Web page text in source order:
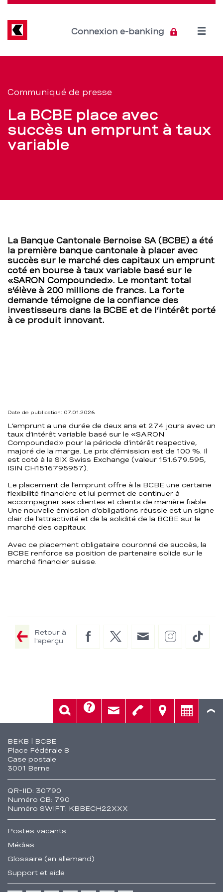
BCBE
place
avec
succès
emprunt
taux
variable
–
BCBE
Direkt
Inhalt
Connexion e-banking
Open
navigation
de
service
Communiqué de presse
La BCBE place avec
succès un emprunt à taux
variable
La Banque Cantonale Bernoise SA (BCBE) a été
la première banque cantonale à placer avec
succès sur le marché des capitaux un emprunt
coté en bourse à taux variable basé sur le
«SARON Compounded». Le montant total
s’élève à 200 millions de francs. La forte
demande témoigne de la confiance des
investisseurs dans la BCBE et de l’intérêt porté
à ce produit innovant.
Date de publication: 07.01.2026
L’emprunt a une durée de deux ans et 274 jours avec un
taux d’intérêt variable basé sur le «SARON
Compounded» pour la période d’intérêt respective,
majoré de la marge. Le prix d’émission est de 100 %. Il
est coté à la SIX Swiss Exchange (valeur 151.679.595,
ISIN CH1516795957).
Le placement de l’emprunt offre à la BCBE une certaine
flexibilité financière et lui permet de continuer à
accompagner ses clientes et clients de manière fiable.
Une nouvelle émission d’obligations réussie est un signe
clair de l’attractivité et de la solidité de la BCBE sur le
marché des capitaux.
Avec ce placement obligataire couronné de succès, la
BCBE renforce sa position de partenaire solide sur le
marché financier suisse.
Retour à
l'aperçu
FacebookTwitter
E-
Instagram
Fusszeile
BEKB | BCBE
Place Fédérale 8
Case postale
3001 Berne
QR-IID: 30790
Numéro CB: 790
Numéro SWIFT: KBBECH22XXX
Postes vacants
Médias
Glossaire (en allemand)
Support et aide